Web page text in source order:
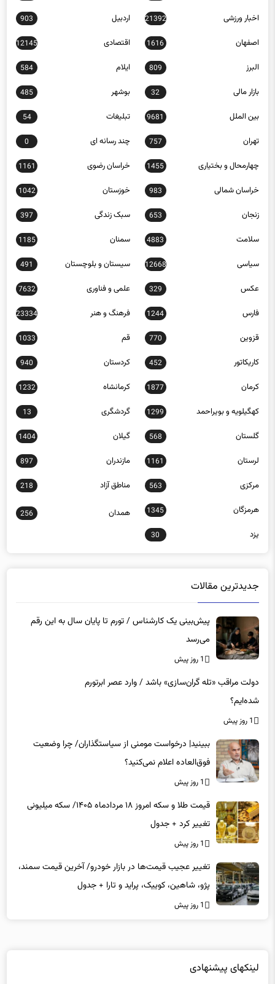
اخبار تکنولوژی 272 اخبار روز 16152
اخبار ورزشی 21392 اردبیل 903
اصفهان 1616 اقتصادی 12145
البرز 809
584
بازار مالی 32 بوشهر 485
بین الملل 9681 تبلیغات 54
تهران 757 چند رسانه ای 0
چهارمحال و بختیاری 1455 خراسان رضوی 1161
خراسان شمالی 983 خوزستان 1042
زنجان 653 سبک زندگی 397
سلامت 4883 سمنان 1185
سیاسی 12668 سیستان و بلوچستان 491
عکس 329 علمی و فناوری 7632
فارس 1244 فرهنگ و هنر 23334
قزوین 770 قم 1033
کاریکاتور 452 کردستان 940
کرمان 1877 کرمانشاه 1232
کهگیلویه و بویراحمد 1299 گردشگری 13
گلستان 568 گیلان 1404
لرستان 1161 مازندران 897
مرکزی 563
218
1345
جدیدترین مقالات
پیش‌بینی یک کارشناس / تورم تا پایان سال به این رقم
می‌رسد
دولت مراقب «تله گران‌سازی» باشد / وارد عصر ابرتورم
شده‌ایم؟
1 روز پیش
ببینید| درخواست مومنی از سیاستگذاران/ چرا وضعیت
فوق‌العاده اعلام نمی‌کنید؟
تغییر کرد + جدول
تغییر عجیب قیمت‌ها در بازار خودرو/ آخرین قیمت سمند،
پژو، شاهین، کوییک، پراید و تارا + جدول